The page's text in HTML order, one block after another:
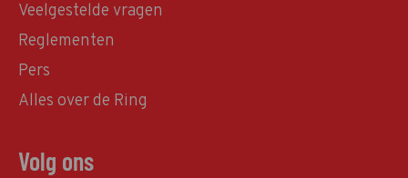
Veelgestelde vragen
Reglementen
Pers
Alles over de Ring
Volg ons